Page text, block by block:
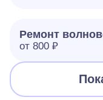
Ремонт
от 800 ₽